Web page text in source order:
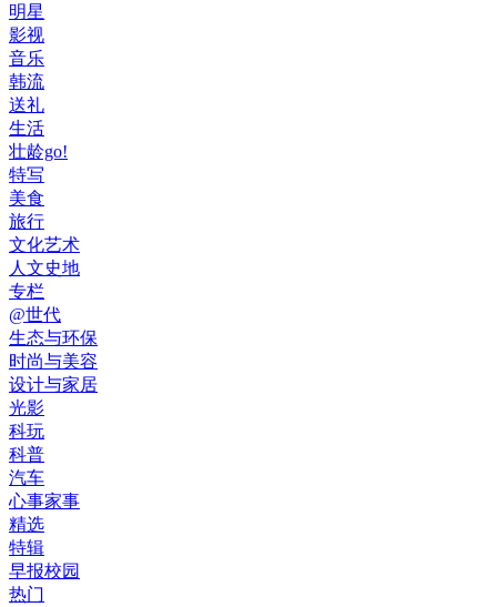
明星
影视
音乐
韩流
送礼
生活
壮龄go!
特写
美食
旅行
文化艺术
人文史地
专栏
@世代
生态与环保
时尚与美容
设计与家居
光影
科玩
科普
汽车
心事家事
精选
特辑
早报校园
热门